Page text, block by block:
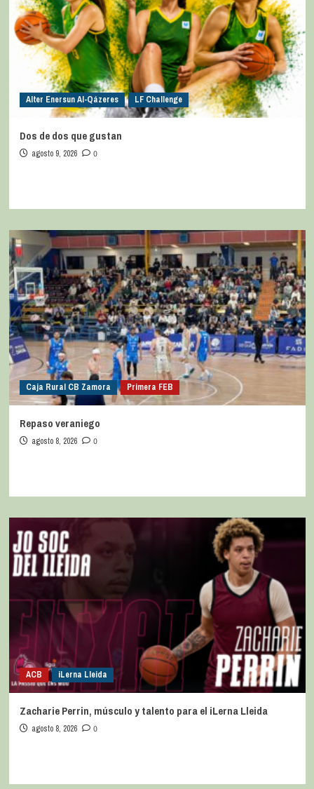
Alter Enersun Al-Qázeres LF Challenge
Dos de dos que gustan
agosto 9, 2026 0
Caja Rural CB Zamora Primera FEB
Repaso veraniego
agosto 8, 2026 0
ACB iLerna Lleida
Zacharie Perrin, músculo y talento para el iLerna Lleida
agosto 8, 2026 0